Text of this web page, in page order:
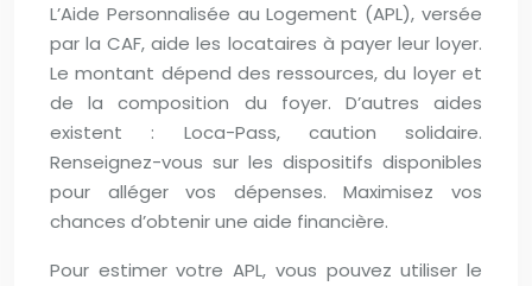
L’Aide Personnalisée au Logement (APL), versée
par la CAF, aide les locataires à payer leur loyer.
Le montant dépend des ressources, du loyer et
de la composition du foyer. D’autres aides
existent : Loca-Pass, caution solidaire.
Renseignez-vous sur les dispositifs disponibles
pour alléger vos dépenses. Maximisez vos
chances d’obtenir une aide financière.
Pour estimer votre APL, vous pouvez utiliser le